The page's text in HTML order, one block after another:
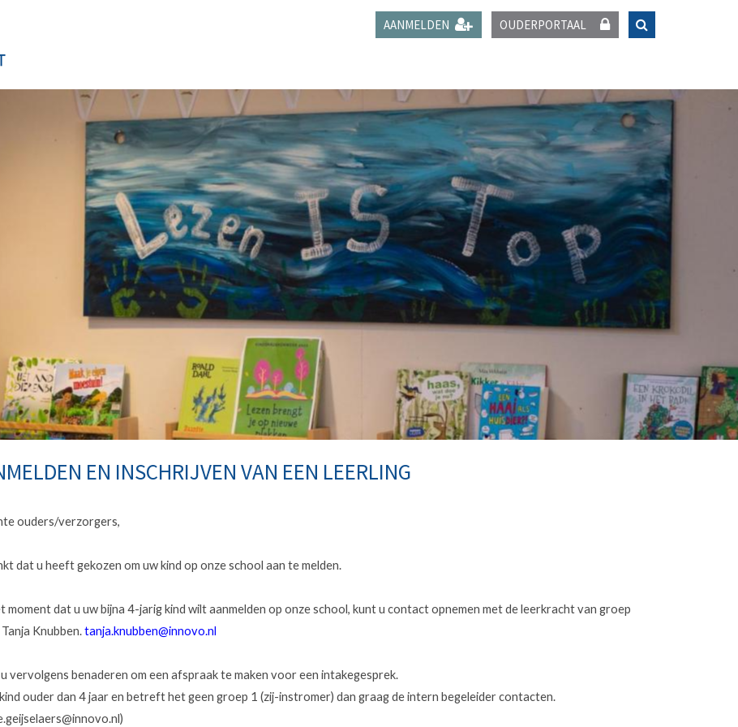
AANMELDEN OUDERPORTAAL
EN INSCHRIJVEN VAN EEN LEERLING
ouders/verzorgers,
dat u heeft gekozen om uw kind op onze school aan te melden.
moment dat u uw bijna 4-jarig kind wilt aanmelden op onze school, kunt u contact opnemen met de leerkracht van groep
Knubben.tanja.knubben@innovo.nl
u vervolgens benaderen om een afspraak te maken voor een intakegesprek.
ouder dan 4 jaar en betreft het geen groep 1 (zij-instromer) dan graag de intern begeleider contacten.